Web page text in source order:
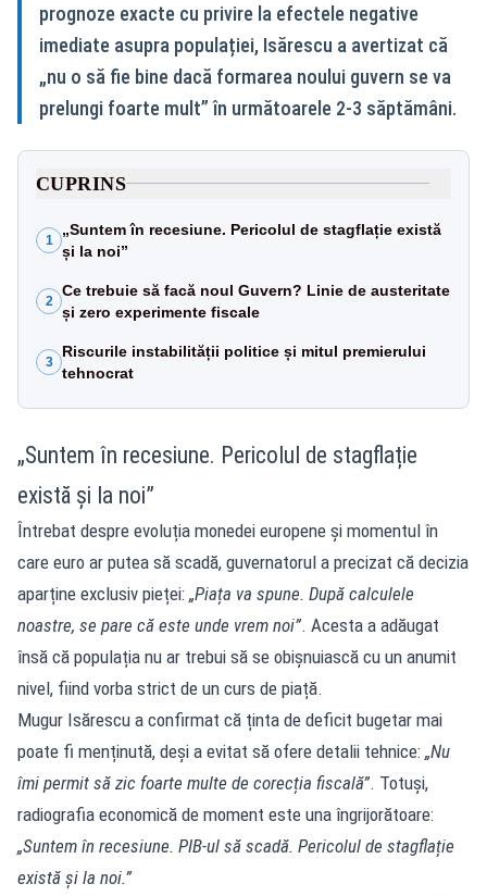
prognoze exacte cu privire la efectele negative
imediate asupra populației, Isărescu a avertizat că
„nu o să fie bine dacă formarea noului guvern se va
prelungi foarte mult” în următoarele 2-3 săptămâni.
CUPRINS
1
„Suntem în recesiune. Pericolul de stagflație există
și la noi”
2
Ce trebuie să facă noul Guvern? Linie de austeritate
și zero experimente fiscale
3
Riscurile instabilității politice și mitul premierului
tehnocrat
„Suntem în recesiune. Pericolul de stagflație
există și la noi”
Întrebat despre evoluția monedei europene și momentul în
care euro ar putea să scadă, guvernatorul a precizat că decizia
aparține exclusiv pieței: „Piața va spune. După calculele
noastre, se pare că este unde vrem noi”. Acesta a adăugat
însă că populația nu ar trebui să se obișnuiască cu un anumit
nivel, fiind vorba strict de un curs de piață.
Mugur Isărescu a confirmat că ținta de deficit bugetar mai
poate fi menținută, deși a evitat să ofere detalii tehnice: „Nu
îmi permit să zic foarte multe de corecția fiscală”. Totuși,
radiografia economică de moment este una îngrijorătoare:
„Suntem în recesiune. PIB-ul să scadă. Pericolul de stagflație
există și la noi.”